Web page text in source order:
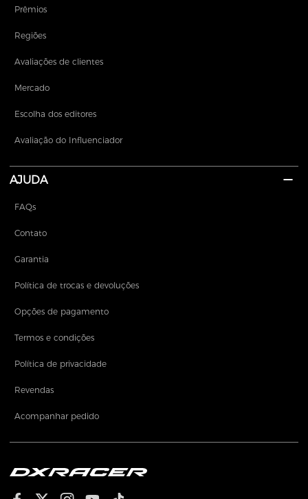
Prêmios
Regiões
Avaliações de clientes
Mercado
Escolha dos editores
Avaliação do Influenciador
AJUDA
FAQs
Contato
Garantia
Política de trocas e devoluções
Opções de pagamento
Termos e condições
Política de privacidade
Revendas
Acompanhar pedido